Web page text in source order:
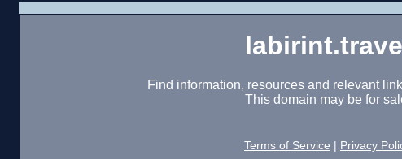
Find information, resources and relevant
This domain may be for
Terms of Service Privacy